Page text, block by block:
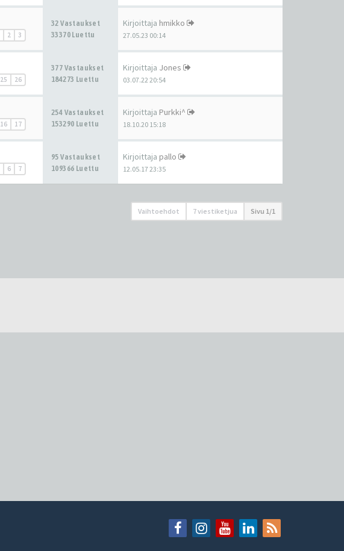
2 3
32 Vastaukset
33370 Luettu
Kirjoittaja hmikko
27.05.23 00:14
25 26
377 Vastaukset
184273 Luettu
Kirjoittaja Jones
03.07.22 20:54
16 17
254 Vastaukset
153290 Luettu
Kirjoittaja Purkki^
18.10.20 15:18
6 7
95 Vastaukset
109366 Luettu
Kirjoittaja pallo
12.05.17 23:35
Vaihtoehdot 7 viestiketjua Sivu 1 /1